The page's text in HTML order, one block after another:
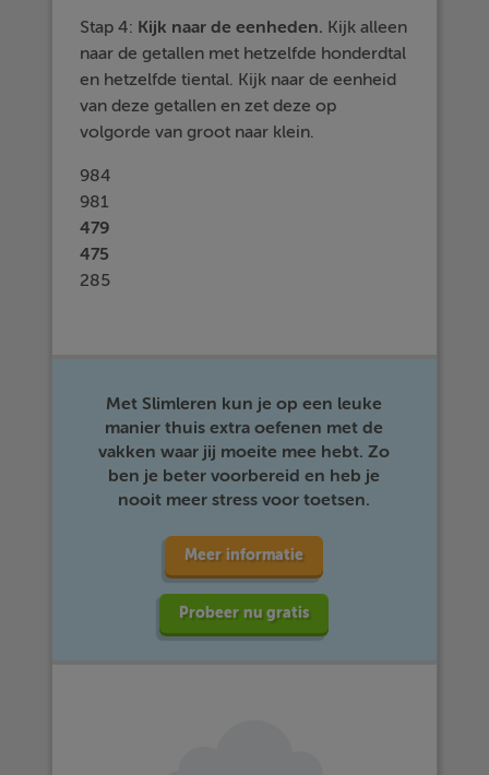
Stap 4: Kijk naar de eenheden. Kijk alleen
naar de getallen met hetzelfde honderdtal
en hetzelfde tiental. Kijk naar de eenheid
van deze getallen en zet deze op
volgorde van groot naar klein.
984
981
479
475
285
Met Slimleren kun je op een leuke
manier thuis extra oefenen met de
vakken waar jij moeite mee hebt. Zo
ben je beter voorbereid en heb je
nooit meer stress voor toetsen.
Meer informatie
Probeer nu gratis